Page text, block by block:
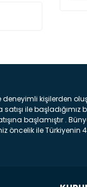
kişilerden
ile
başlamıştır .
öncelik ile Türkiyenin
Ön
durmayı sağlayan